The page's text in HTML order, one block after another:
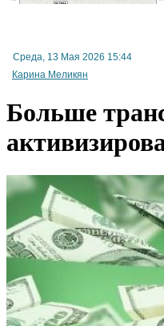
Среда, 13 Мая 2026 15:44
Карина Меликян
Больше